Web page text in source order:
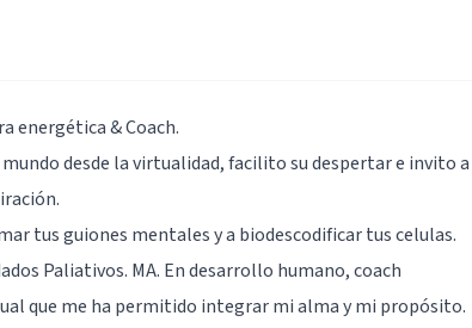
energética & Coach.
desde la virtualidad, facilito su despertar e invito a
tus guiones mentales y a biodescodificar tus celulas.
Paliativos. MA. En desarrollo humano, coach
que me ha permitido integrar mi alma y mi propósito.